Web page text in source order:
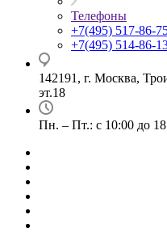
Телефоны
+7(495) 517-86-
+7(495) 514-86-
142191, г. Москва,
эт.18
Пн. – Пт.: с 10:00 до